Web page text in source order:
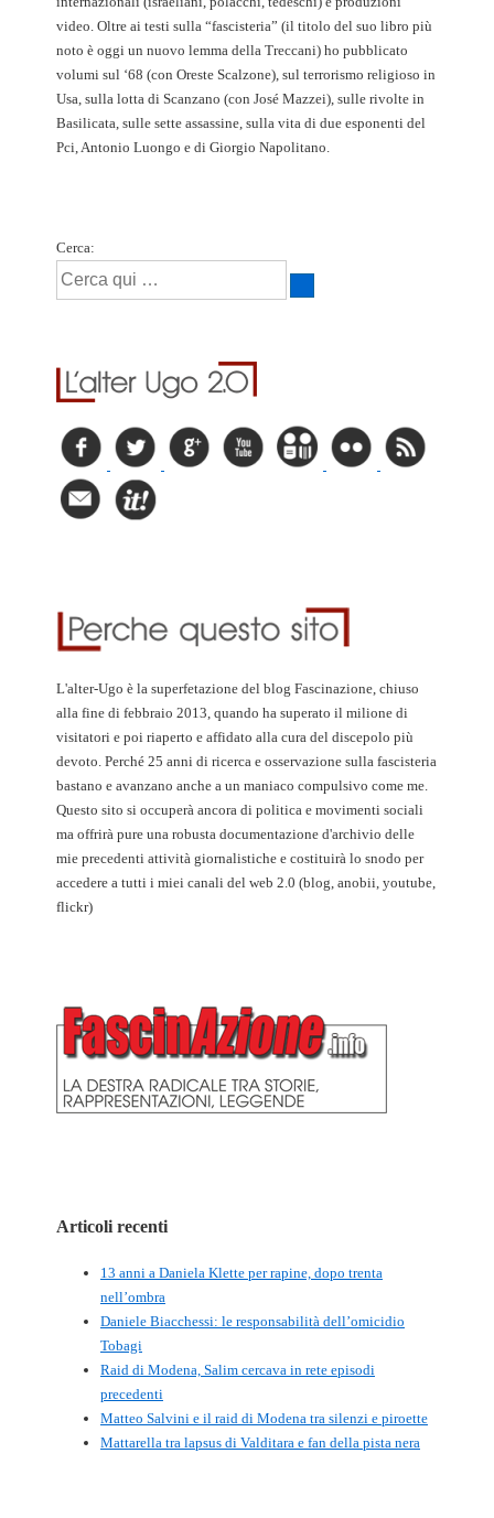
video. Oltre ai testi sulla “fascisteria” (il titolo del suo libro più
noto è oggi un nuovo lemma della Treccani) ho pubblicato
volumi sul ‘68 (con Oreste Scalzone), sul terrorismo religioso in
Usa, sulla lotta di Scanzano (con José Mazzei), sulle rivolte in
Basilicata, sulle sette assassine, sulla vita di due esponenti del
Pci, Antonio Luongo e di Giorgio Napolitano.
Cerca:
L'alter-Ugo è la superfetazione del blog Fascinazione, chiuso
alla fine di febbraio 2013, quando ha superato il milione di
visitatori e poi riaperto e affidato alla cura del discepolo più
devoto. Perché 25 anni di ricerca e osservazione sulla fascisteria
bastano e avanzano anche a un maniaco compulsivo come me.
Questo sito si occuperà ancora di politica e movimenti sociali
ma offrirà pure una robusta documentazione d'archivio delle
mie precedenti attività giornalistiche e costituirà lo snodo per
accedere a tutti i miei canali del web 2.0 (blog, anobii, youtube,
flickr)
Articoli recenti
13 anni a Daniela Klette per rapine, dopo trenta
nell’ombra
Daniele Biacchessi: le responsabilità dell’omicidio
Tobagi
Raid di Modena, Salim cercava in rete episodi
precedenti
Matteo Salvini e il raid di Modena tra silenzi e piroette
Mattarella tra lapsus di Valditara e fan della pista nera